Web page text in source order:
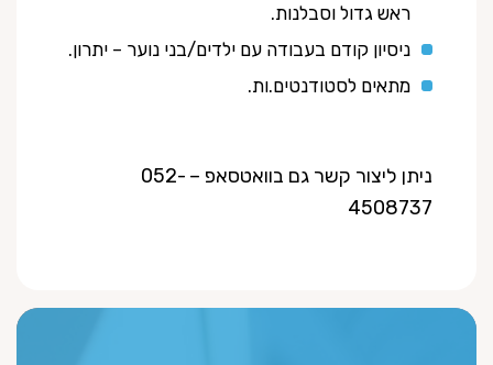
ראש גדול וסבלנות.
ניסיון קודם בעבודה עם ילדים/בני נוער – יתרון.
מתאים לסטודנטים.ות.
ניתן ליצור קשר גם בוואטסאפ – 052-
4508737